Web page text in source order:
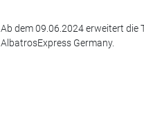
Ab dem 09.06.2024 erweitert die
AlbatrosExpress Germany.